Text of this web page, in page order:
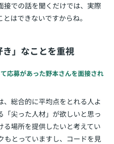
接での話を聞くだけでは、実際
はできないですからね。
」なことを重視
募があった野本さんを面接され
総合的に平均点をとれる人よ
「尖った人材」が欲しいと思っ
場所を提供したいと考えてい
もとっていますし、コードを見